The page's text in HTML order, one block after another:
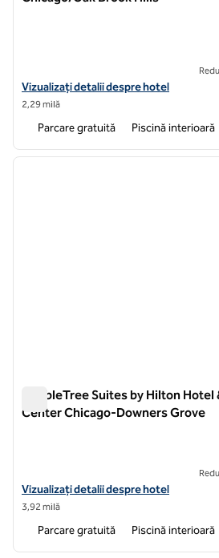
Vizualizați detaliile hotelului Hilton
Vizualizați detalii despre hotel
2,29 milă
Parcare gratuită Piscină interioară
1 din 12
DoubleTree Suites by Hilton
Center Chicago-Downers Grove
Vizualizați detaliile hotelului
Vizualizați detalii despre hotel
3,92 milă
Parcare gratuită Piscină interioară